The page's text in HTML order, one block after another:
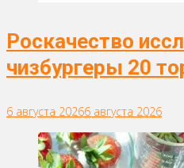
Роскачество
чизбургеры 20
6 августа 20266 августа 2026